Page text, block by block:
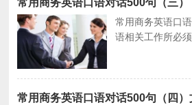
常用商务英语口语对话500句（三）
常用商务英语口
语相关工作所必
方方面面，是我
的英语口语。
常用商务英语口语对话500句（四）